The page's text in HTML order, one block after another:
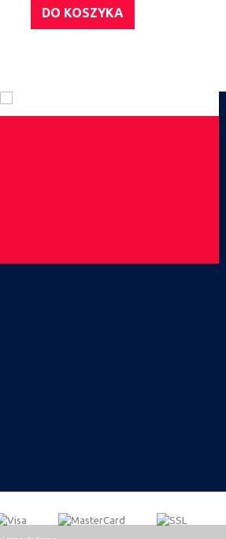
DO KOSZYKA